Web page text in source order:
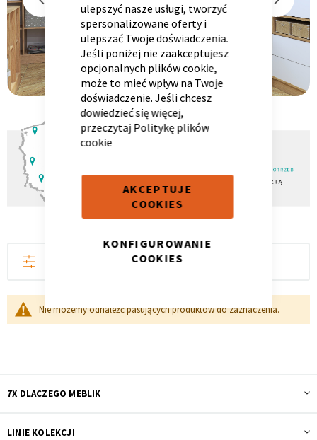
ulepszyć nasze usługi, tworzyć
spersonalizowane oferty i
ulepszać Twoje doświadczenia.
Jeśli poniżej nie zaakceptujesz
opcjonalnych plików cookie,
może to mieć wpływ na Twoje
doświadczenie. Jeśli chcesz
dowiedzieć się więcej,
przeczytaj Politykę plików
cookie
AKCEPTUJE
COOKIES
KONFIGUROWANIE
COOKIES
Nie możemy odnaleźć pasujących produktów do zaznaczenia.
FILTRUJ
7X DLACZEGO MEBLIK
LINIE KOLEKCJI
Wolnostojące Stylowe
Skandynawskie Dziecięce
Biurko Komoda
Kontenerek
Panele ścienne Poduchy